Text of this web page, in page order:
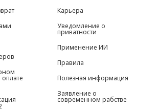
Карьера
Уведомление о
приватности
Применение ИИ
Правила
Полезная информация
Заявление о
современном рабстве